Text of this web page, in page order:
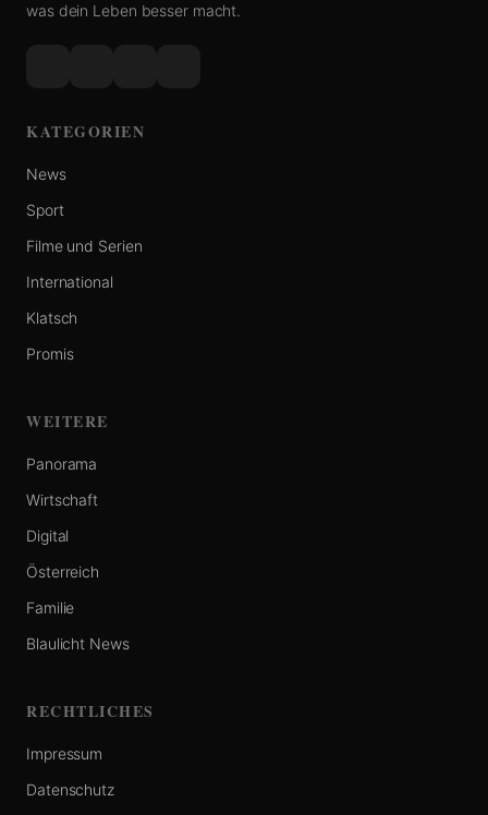
was dein Leben besser macht.
KATEGORIEN
News
Sport
Filme und Serien
International
Klatsch
Promis
WEITERE
Panorama
Wirtschaft
Digital
Österreich
Familie
Blaulicht News
RECHTLICHES
Impressum
Datenschutz